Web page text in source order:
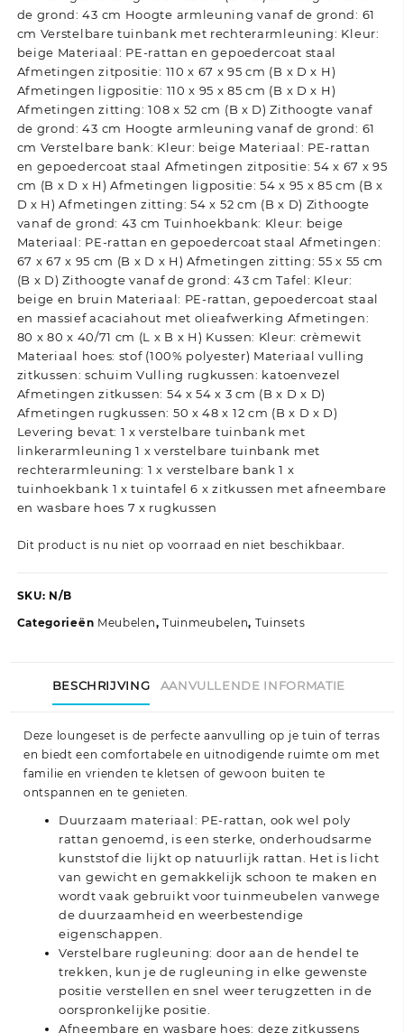
de grond: 43 cm Hoogte armleuning vanaf de grond: 61
cm Verstelbare tuinbank met rechterarmleuning: Kleur:
beige Materiaal: PE-rattan en gepoedercoat staal
Afmetingen zitpositie: 110 x 67 x 95 cm (B x D x H)
Afmetingen ligpositie: 110 x 95 x 85 cm (B x D x H)
Afmetingen zitting: 108 x 52 cm (B x D) Zithoogte vanaf
de grond: 43 cm Hoogte armleuning vanaf de grond: 61
cm Verstelbare bank: Kleur: beige Materiaal: PE-rattan
en gepoedercoat staal Afmetingen zitpositie: 54 x 67 x 95
cm (B x D x H) Afmetingen ligpositie: 54 x 95 x 85 cm (B x
D x H) Afmetingen zitting: 54 x 52 cm (B x D) Zithoogte
vanaf de grond: 43 cm Tuinhoekbank: Kleur: beige
Materiaal: PE-rattan en gepoedercoat staal Afmetingen:
67 x 67 x 95 cm (B x D x H) Afmetingen zitting: 55 x 55 cm
(B x D) Zithoogte vanaf de grond: 43 cm Tafel: Kleur:
beige en bruin Materiaal: PE-rattan, gepoedercoat staal
en massief acaciahout met olieafwerking Afmetingen:
80 x 80 x 40/71 cm (L x B x H) Kussen: Kleur: crèmewit
Materiaal hoes: stof (100% polyester) Materiaal vulling
zitkussen: schuim Vulling rugkussen: katoenvezel
Afmetingen zitkussen: 54 x 54 x 3 cm (B x D x D)
Afmetingen rugkussen: 50 x 48 x 12 cm (B x D x D)
Levering bevat: 1 x verstelbare tuinbank met
linkerarmleuning 1 x verstelbare tuinbank met
rechterarmleuning: 1 x verstelbare bank 1 x
tuinhoekbank 1 x tuintafel 6 x zitkussen met afneembare
en wasbare hoes 7 x rugkussen
Dit product is nu niet op voorraad en niet beschikbaar.
SKU: N/B
Categorieën Meubelen, Tuinmeubelen, Tuinsets
BESCHRIJVING AANVULLENDE INFORMATIE
Deze loungeset is de perfecte aanvulling op je tuin of terras
en biedt een comfortabele en uitnodigende ruimte om met
familie en vrienden te kletsen of gewoon buiten te
ontspannen en te genieten.
Duurzaam materiaal: PE-rattan, ook wel poly
rattan genoemd, is een sterke, onderhoudsarme
kunststof die lijkt op natuurlijk rattan. Het is licht
van gewicht en gemakkelijk schoon te maken en
wordt vaak gebruikt voor tuinmeubelen vanwege
de duurzaamheid en weerbestendige
eigenschappen.
Verstelbare rugleuning: door aan de hendel te
trekken, kun je de rugleuning in elke gewenste
positie verstellen en snel weer terugzetten in de
oorspronkelijke positie.
Afneembare en wasbare hoes: deze zitkussens